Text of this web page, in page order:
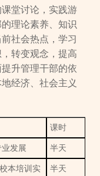
堂讨论，实践游
理论素养、知识
社会热点，学习
转变观念，提高
升管理干部的依
经济、社会主义
课时
发展 半天
本培训实
半天